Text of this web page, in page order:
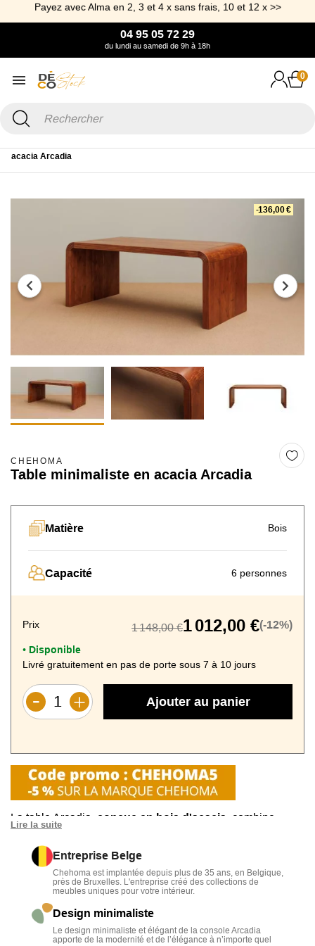
Payez avec Alma en 2, 3 et 4 x sans frais, 10 et 12 x >>
04 95 05 72 29
du lundi au samedi de 9h à 18h
0
acacia Arcadia
-136,00 €
CHEHOMA
Table minimaliste en acacia Arcadia
Matière Bois
Capacité 6 personnes
Prix 1 148,00 €1 012,00 €(-12%)
• Disponible
Livré gratuitement en pas de porte sous 7 à 10 jours
Ajouter au panier
La table Arcadia, conçue en bois d'acacia
, combine
robustesseen fait un meuble idéal pour une utilisation
quotidienne, tout en apportant une chaleur naturelle à votre
Avec son design minimaliste, elle
harmonieusement à tous les styles de décoration
Lire la suite
Entreprise Belge
Chehoma est implantée depuis plus de 35 ans, en Belgique,
près de Bruxelles. L'entreprise créé des collections de
meubles uniques pour votre intérieur.
Design minimaliste
Le design minimaliste et élégant de la console Arcadia
apporte de la modernité et de l’élégance à n’importe quel